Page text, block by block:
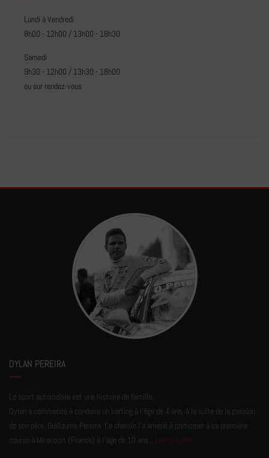
Lundi à Vendredi
8h00 - 12h00 / 13h00 - 18h30
Samedi
9h30 - 12h00 / 13h30 - 18h00
ou sur rendez-vous
DYLAN PEREIRA
Le sport automobile est une histoire de famille.
Dylan a commencé à conduire un karting à l’âge de 4 ans, à la suite de la passion
de son père, Guillaume Pereira. Ce chemin l'a amené à participer à sa première
course à Mirecourt (France) à l'âge de 10 ans... Lire la suite